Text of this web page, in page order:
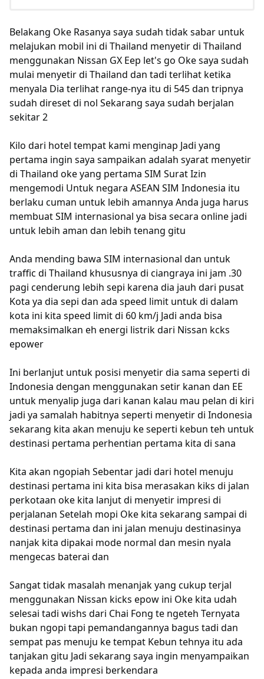
Belakang Oke Rasanya saya sudah tidak sabar untuk
melajukan mobil ini di Thailand menyetir di Thailand
menggunakan Nissan GX Eep let's go Oke saya sudah
mulai menyetir di Thailand dan tadi terlihat ketika
menyala Dia terlihat range-nya itu di 545 dan tripnya
sudah direset di nol Sekarang saya sudah berjalan
sekitar 2
Kilo dari hotel tempat kami menginap Jadi yang
pertama ingin saya sampaikan adalah syarat menyetir
di Thailand oke yang pertama SIM Surat Izin
mengemodi Untuk negara ASEAN SIM Indonesia itu
berlaku cuman untuk lebih amannya Anda juga harus
membuat SIM internasional ya bisa secara online jadi
untuk lebih aman dan lebih tenang gitu
Anda mending bawa SIM internasional dan untuk
traffic di Thailand khususnya di ciangraya ini jam .30
pagi cenderung lebih sepi karena dia jauh dari pusat
Kota ya dia sepi dan ada speed limit untuk di dalam
kota ini kita speed limit di 60 km/j Jadi anda bisa
memaksimalkan eh energi listrik dari Nissan kcks
epower
Ini berlanjut untuk posisi menyetir dia sama seperti di
Indonesia dengan menggunakan setir kanan dan EE
untuk menyalip juga dari kanan kalau mau pelan di kiri
jadi ya samalah habitnya seperti menyetir di Indonesia
sekarang kita akan menuju ke seperti kebun teh untuk
destinasi pertama perhentian pertama kita di sana
Kita akan ngopiah Sebentar jadi dari hotel menuju
destinasi pertama ini kita bisa merasakan kiks di jalan
perkotaan oke kita lanjut di menyetir impresi di
perjalanan Setelah mopi Oke kita sekarang sampai di
destinasi pertama dan ini jalan menuju destinasinya
nanjak kita dipakai mode normal dan mesin nyala
mengecas baterai dan
Sangat tidak masalah menanjak yang cukup terjal
menggunakan Nissan kicks epow ini Oke kita udah
selesai tadi wishs dari Chai Fong te ngeteh Ternyata
bukan ngopi tapi pemandangannya bagus tadi dan
sempat pas menuju ke tempat Kebun tehnya itu ada
tanjakan gitu Jadi sekarang saya ingin menyampaikan
kepada anda impresi berkendara